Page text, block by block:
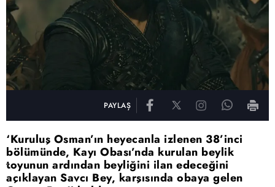
PAYLAŞ
‘Kuruluş Osman’ın heyecanla izlenen 38’inci
bölümünde, Kayı Obası’nda kurulan beylik
toyunun ardından beyliğini ilan edeceğini
açıklayan Savcı Bey, karşısında obaya gelen